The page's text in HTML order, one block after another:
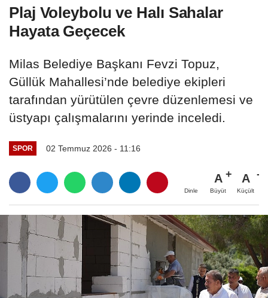
Plaj Voleybolu ve Halı Sahalar
Hayata Geçecek
Milas Belediye Başkanı Fevzi Topuz,
Güllük Mahallesi’nde belediye ekipleri
tarafından yürütülen çevre düzenlemesi ve
üstyapı çalışmalarını yerinde inceledi.
SPOR 02 Temmuz 2026 - 11:16
Dinle
A
Büyüt
A
Küçült